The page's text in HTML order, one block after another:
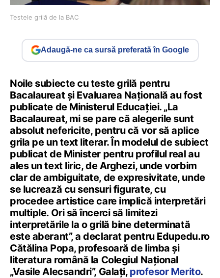
Testele grilă de la BAC
Adaugă-ne ca sursă preferată în Google
Noile subiecte cu teste grilă pentru
Bacalaureat și Evaluarea Națională au fost
publicate de Ministerul Educației. „La
Bacalaureat, mi se pare că alegerile sunt
absolut nefericite, pentru că vor să aplice
grila pe un text literar. În modelul de subiect
publicat de Minister pentru profilul real au
ales un text liric, de Arghezi, unde vorbim
clar de ambiguitate, de expresivitate, unde
se lucrează cu sensuri figurate, cu
procedee artistice care implică interpretări
multiple. Ori să încerci să limitezi
interpretările la o grilă bine determinată
este aberant”, a declarat pentru Edupedu.ro
Cătălina Popa, profesoară de limba şi
literatura română la Colegiul Național
„Vasile Alecsandri”, Galați, profesor Merito.